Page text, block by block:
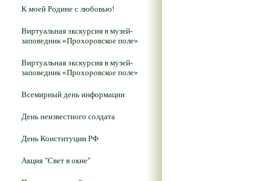
К моей Родине с любовью!
Виртуальная экскурсия в музей-
заповедник «Прохоровское поле»
Виртуальная экскурсия в музей-
заповедник «Прохоровское поле»
Всемирный день информации
День неизвестного солдата
День Конституции РФ
Акция "Свет в окне"